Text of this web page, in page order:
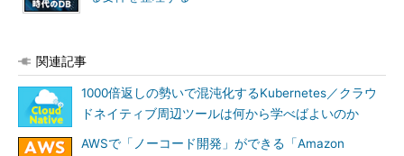
関連記事
1000倍返しの勢いで混沌化するKubernetes／クラウ
ドネイティブ周辺ツールは何から学べばよいのか
AWSで「ノーコード開発」ができる「Amazon